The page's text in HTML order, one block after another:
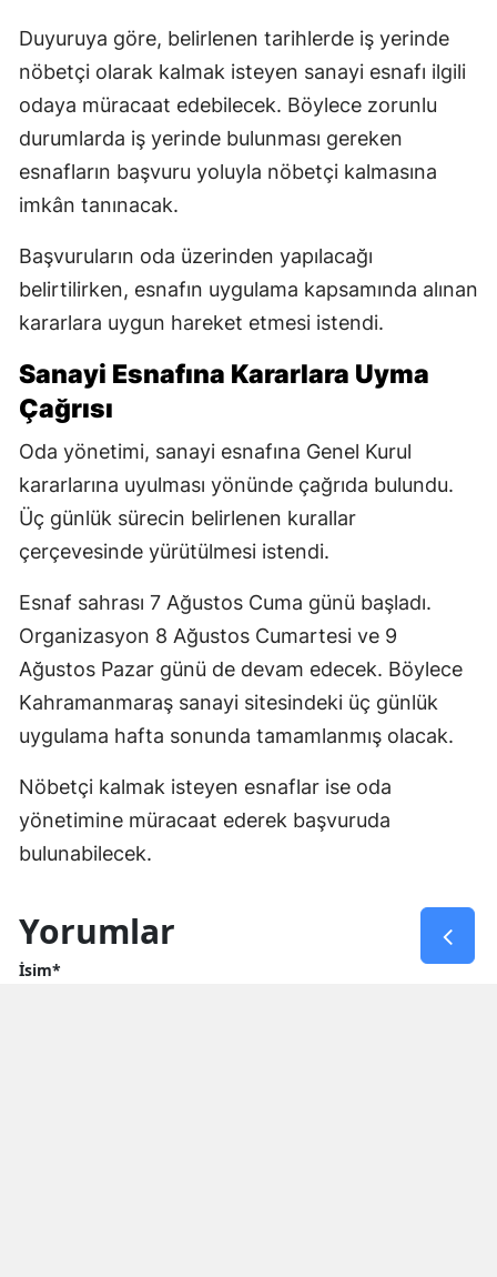
Duyuruya göre, belirlenen tarihlerde iş yerinde
nöbetçi olarak kalmak isteyen sanayi esnafı ilgili
odaya müracaat edebilecek. Böylece zorunlu
durumlarda iş yerinde bulunması gereken
esnafların başvuru yoluyla nöbetçi kalmasına
imkân tanınacak.
Başvuruların oda üzerinden yapılacağı
belirtilirken, esnafın uygulama kapsamında alınan
kararlara uygun hareket etmesi istendi.
Sanayi Esnafına Kararlara Uyma
Çağrısı
Oda yönetimi, sanayi esnafına Genel Kurul
kararlarına uyulması yönünde çağrıda bulundu.
Üç günlük sürecin belirlenen kurallar
çerçevesinde yürütülmesi istendi.
Esnaf sahrası 7 Ağustos Cuma günü başladı.
Organizasyon 8 Ağustos Cumartesi ve 9
Ağustos Pazar günü de devam edecek. Böylece
Kahramanmaraş sanayi sitesindeki üç günlük
uygulama hafta sonunda tamamlanmış olacak.
Nöbetçi kalmak isteyen esnaflar ise oda
yönetimine müracaat ederek başvuruda
bulunabilecek.
Yorumlar
İsim*